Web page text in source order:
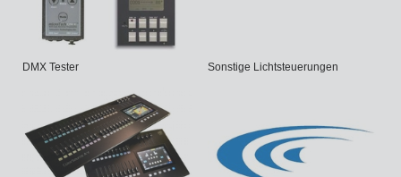
DMX Tester Sonstige Lichtsteuerungen